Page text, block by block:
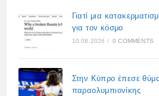
Γιατί μια
για τον κόσμο
10.08.2026 / 0 COMMENTS
Στην Κύπρο έπεσε
παραολυμπιονίκης